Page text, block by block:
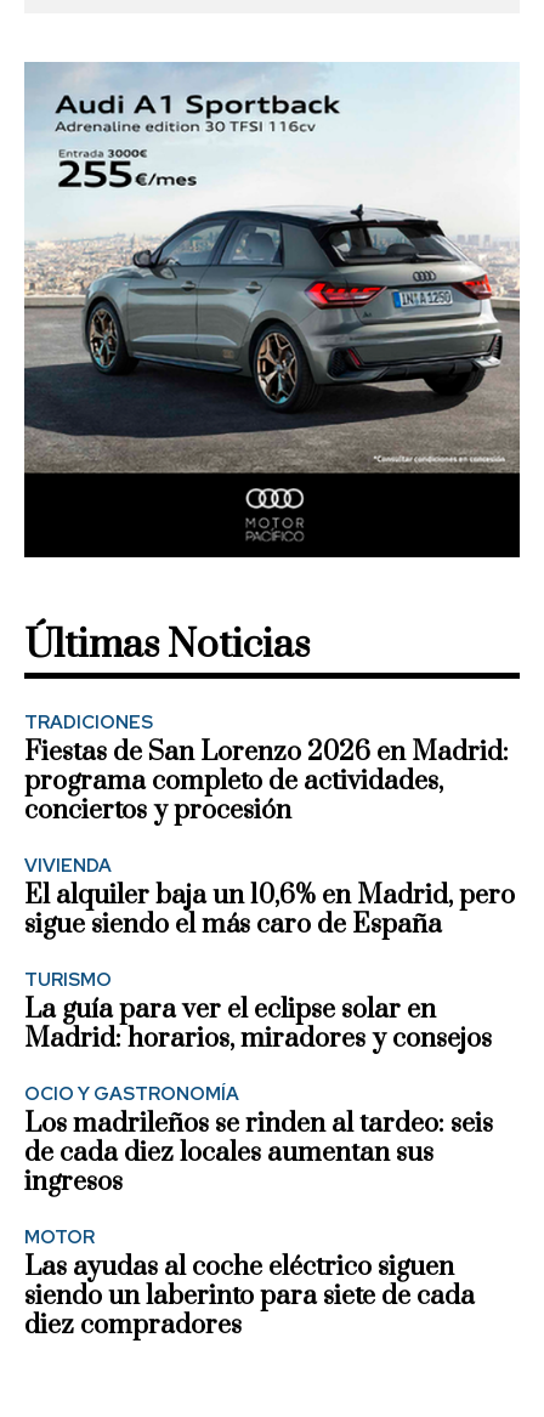
Últimas Noticias
TRADICIONES
Fiestas de San Lorenzo 2026 en Madrid:
programa completo de actividades,
conciertos y procesión
VIVIENDA
El alquiler baja un 10,6% en Madrid, pero
sigue siendo el más caro de España
TURISMO
La guía para ver el eclipse solar en
Madrid: horarios, miradores y consejos
OCIO Y GASTRONOMÍA
Los madrileños se rinden al tardeo: seis
de cada diez locales aumentan sus
ingresos
MOTOR
Las ayudas al coche eléctrico siguen
siendo un laberinto para siete de cada
diez compradores